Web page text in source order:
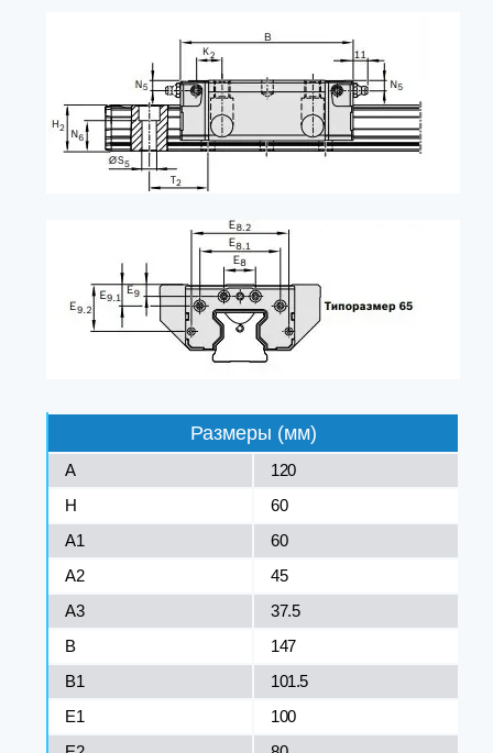
Размеры (мм)
A
120
H
60
A1
60
A2
45
A3
37.5
B
147
B1
101.5
E1
100